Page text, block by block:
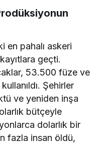
en pahalı askeri
geçti.
53.500 füze ve
Şehirler
ve yeniden inşa
bütçeyle
dolarlık bir
fazla insan öldü,